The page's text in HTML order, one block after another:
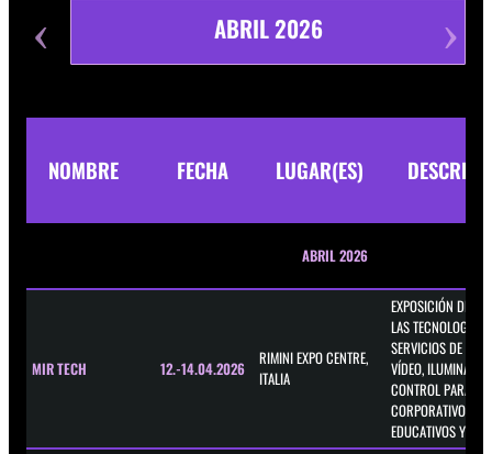
ABRIL 2026
NOMBRE FECHA LUGAR(ES)
ABRIL 2026
MIR TECH 12.-14.04.2026
RIMINI EXPO CENTRE,
ITALIA
EXPOSICIÓN
LAS TECNOLOGÍAS
SERVICIOS DE
VÍDEO,
CONTROL PARA
CORPORATIVOS,
EDUCATIVOS Y EN